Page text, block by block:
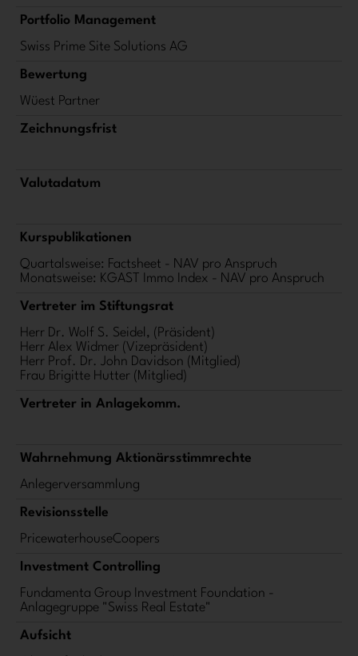
Portfolio Management
Swiss Prime Site Solutions AG
Bewertung
Wüest Partner
Zeichnungsfrist
Valutadatum
Kurspublikationen
Quartalsweise: Factsheet - NAV pro Anspruch
Monatsweise: KGAST Immo Index - NAV pro Anspruch
Vertreter im Stiftungsrat
Herr Dr. Wolf S. Seidel, (Präsident)
Herr Alex Widmer (Vizepräsident)
Herr Prof. Dr. John Davidson (Mitglied)
Frau Brigitte Hutter (Mitglied)
Vertreter in Anlagekomm.
Wahrnehmung Aktionärsstimmrechte
Anlegerversammlung
Revisionsstelle
PricewaterhouseCoopers
Investment Controlling
Fundamenta Group Investment Foundation -
Anlagegruppe "Swiss Real Estate"
Aufsicht